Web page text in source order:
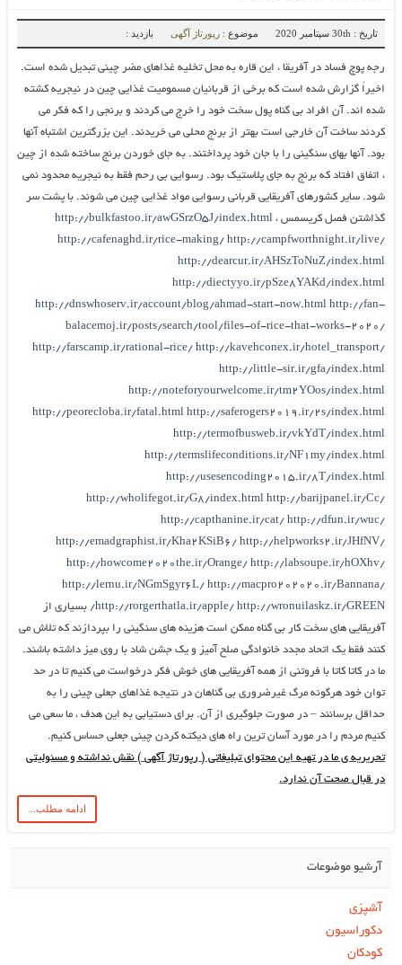
تاریخ : 30th سپتامبر 2020 موضوع : رپورتاژ آگهی بازدید :
رجه پوچ فساد در آفریقا ، این قاره به محل تخلیه غذاهای مضر چینی تبدیل شده است.
اخیراً گزارش شده است که برخی از قربانیان مسمومیت غذایی چین در نیجریه کشته
شده اند. آن افراد بی گناه پول سخت خود را خرج می کردند و برنجی را که فکر می
کردند ساخت آن خارجی است بهتر از برنج محلی می خریدند. این بزرگترین اشتباه آنها
بود. آنها بهای سنگینی را با جان خود پرداختند. به جای خوردن برنج ساخته شده از چین
، اتفاق افتاد که برنج به جای پلاستیک بود. رسوایی بی رحم فقط به نیجریه محدود نمی
شود. سایر کشورهای آفریقایی قربانی رسوایی مواد غذایی چین می شوند. با پشت سر
گذاشتن فصل کریسمس ، http://bulkfastoo.ir/awGSrzO5J/index.html
http://cafenaghd.ir/rice-making/ http://campfworthnight.ir/live/
http://dearcur.ir/AHSzToNuZ/index.html
http://diectyyo.ir/pSze8YAKd/index.html
http://dnswhoserv.ir/account/blog/ahmad-start-now.html http://fan-
balacemoj.ir/posts/search/tool/files-of-rice-that-works-2020/
http://farscamp.ir/rational-rice/ http://kavehconex.ir/hotel_transport/
http://little-sir.ir/gfa/index.html
http://noteforyourwelcome.ir/tm2YOos/index.html
http://peorecloba.ir/fatal.html http://saferogers2019.ir/2s/index.html
http://termofbusweb.ir/vkYdT/index.html
http://termslifeconditions.ir/NF1my/index.html
http://usesencoding2015.ir/8T/index.html
http://wholifegot.ir/G8/index.html http://barijpanel.ir/Cc/
http://capthanine.ir/cat/ http://dfun.ir/wuc/
http://emadgraphist.ir/Kha2KSiB6/ http://helpworks2.ir/JHfNV/
http://howcome2020the.ir/Orange/ http://labsoupe.ir/hOXhv/
http://lernu.ir/NGmSgyr6L/ http://macpro202020.ir/Bannana/
http://rorgerthatla.ir/apple/ http://wronuilaskz.ir/GREEN/
بسیاری از
آفریقایی های سخت کار بی گناه ممکن است هزینه های سنگینی را بپردازند که تلاش می
کنند فقط یک اتحاد مجدد خانوادگی صلح آمیز و یک جشن شاد با روی میز داشته باشند.
ما در کاتا کاتا با فروتنی از همه آفریقایی های خوش فکر درخواست می کنیم تا در حد
توان خود هرگونه مرگ غیرضروری بی گناهان در نتیجه غذاهای جعلی چینی را به
حداقل برسانند – در صورت جلوگیری از آن. برای دستیابی به این هدف ، ما سعی می
کنیم مردم را در مورد آسان ترین راه های دیکته کردن چینی جعلی حساس کنیم.
تحریریه‌ ی ما در تهیه‌ این محتوای تبلیغاتی ( رپورتاژ آگهی) نقش نداشته و مسئولیتی
در قبال صحت آن ندارد.
ادامه مطلب...
آرشیو موضوعات
آشپزی
دکوراسیون
کودکان